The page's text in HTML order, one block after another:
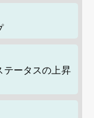
テータスの上昇